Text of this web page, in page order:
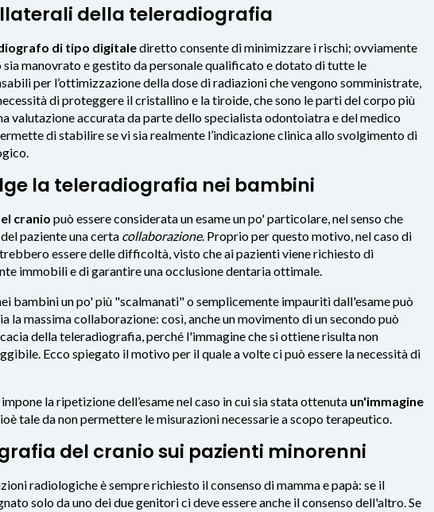
della teleradiografia
di tipo digitalediretto consente di minimizzare i rischi; ovviamente
sia manovrato e gestito da personale qualificato e dotato di tutte le
per l’ottimizzazione della dose di radiazioni che vengono somministrate,
di proteggere il cristallino e la tiroide, che sono le parti del corpo più
valutazione accurata da parte dello specialista odontoiatra e del medico
di stabilire se vi sia realmente l’indicazione clinica allo svolgimento di
la teleradiografia nei bambini
cranio può essere considerata un esame un po' particolare, nel senso che
paziente una certa collaborazione. Proprio per questo motivo, nel caso di
essere delle difficoltà, visto che ai pazienti viene richiesto di
immobili e di garantire una occlusione dentaria ottimale.
bambini un po' più "scalmanati" o semplicemente impauriti dall'esame può
la massima collaborazione: così, anche un movimento di un secondo può
della teleradiografia, perché l'immagine che si ottiene risulta non
Ecco spiegato il motivo per il quale a volte ci può essere la necessità di
la ripetizione dell’esame nel caso in cui sia stata ottenuta un'immagine
tale da non permettere le misurazioni necessarie a scopo terapeutico.
del cranio sui pazienti minorenni
radiologiche è sempre richiesto il consenso di mamma e papà: se il
solo da uno dei due genitori ci deve essere anche il consenso dell'altro. Se